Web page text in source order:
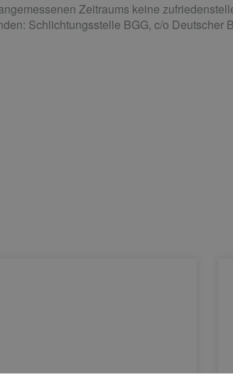
Zeitraums keine
Schlichtungsstelle BGG, c/o Deutscher